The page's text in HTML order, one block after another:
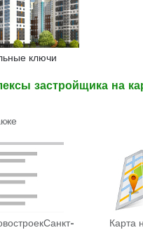
ключи
застройщика на
Санкт-
Карта